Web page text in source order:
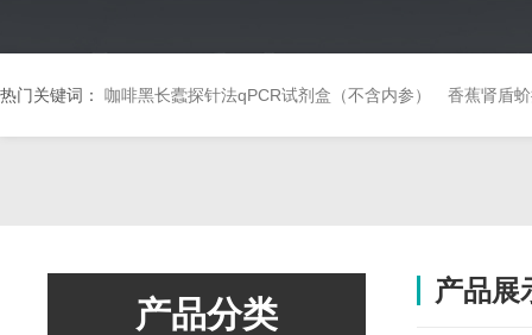
热门关键词： 咖啡黑长蠹探针法qPCR试剂盒（不含内参） 香蕉肾盾
产品分类
产品展